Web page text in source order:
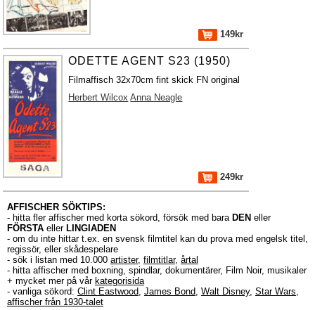
149kr
ODETTE AGENT S23 (1950)
Filmaffisch 32x70cm fint skick FN original
Herbert Wilcox Anna Neagle
249kr
AFFISCHER SÖKTIPS:
- hitta fler affischer med korta sökord, försök med bara DEN eller
FÖRSTA eller LINGIADEN
- om du inte hittar t.ex. en svensk filmtitel kan du prova med engelsk titel,
regissör, eller skådespelare
- sök i listan med 10.000 artister, filmtitlar, årtal
- hitta affischer med boxning, spindlar, dokumentärer, Film Noir, musikaler
+ mycket mer på vår kategorisida
- vanliga sökord: Clint Eastwood, James Bond, Walt Disney, Star Wars,
affischer från 1930-talet